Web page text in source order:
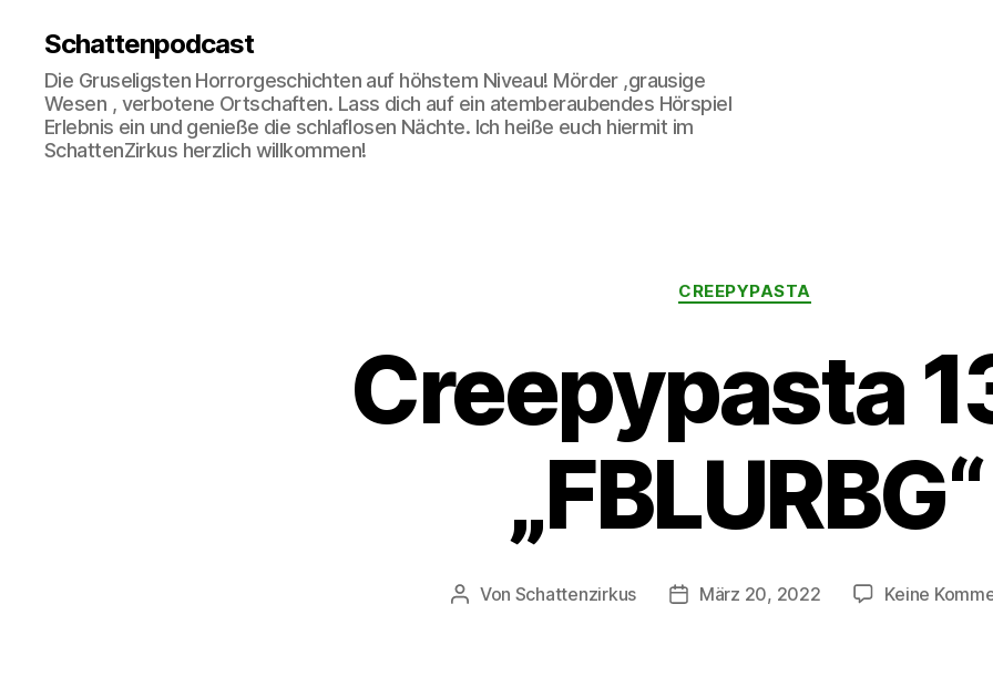
Schattenpodcast
Die Gruseligsten Horrorgeschichten auf höhstem Niveau! Mörder ,grausige
Wesen , verbotene Ortschaften. Lass dich auf ein atemberaubendes Hörspiel
Erlebnis ein und genieße die schlaflosen Nächte. Ich heiße euch hiermit im
SchattenZirkus herzlich willkommen!
Kategorien
CREEPYPASTA
Creepypasta
„FBLURBG“
Beitragsautor
Von Schattenzirkus Beitragsdatum
März 20, 2022 Keine